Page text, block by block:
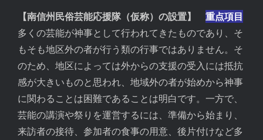
【南信州民俗芸能応援隊（仮称）の設置】 重点項目
多くの芸能が神事として行われてきたものであり、そ
もそも地区外の者が行う類の行事ではありません。そ
のため、地区によっては外からの支援の受入には抵抗
感が大きいものと思われ、地域外の者が始めから神事
に関わることは困難であることは明白です。一方で、
芸能の講演や祭りを運営するには、準備から始まり、
来訪者の接待、参加者の食事の用意、後片付けなど多